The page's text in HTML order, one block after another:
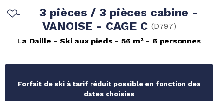
3 pièces / 3 pièces cabine -
VANOISE - CAGE C (D797)
La Daille
Ski aux pieds 56 m² 6 personnes
Forfait de ski à tarif réduit possible en fonction des
dates choisies